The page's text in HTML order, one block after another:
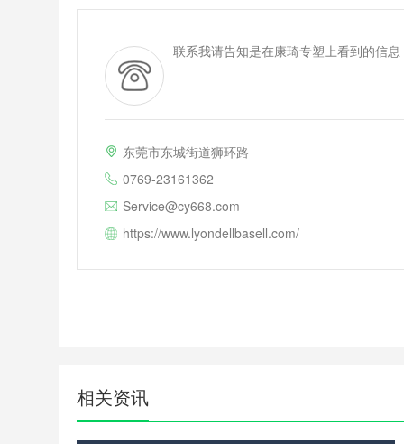
联系我请告知是在康琦专塑上看到的信息
东莞市东城街道狮环路
0769-23161362
Service@cy668.com
https://www.lyondellbasell.com/
相关资讯